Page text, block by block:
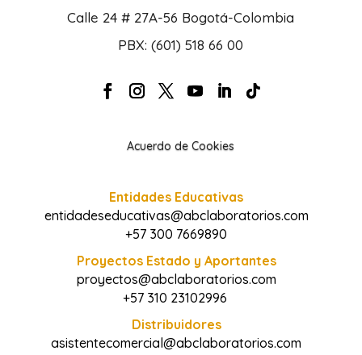
Calle 24 # 27A-56 Bogotá-Colombia
PBX: (601) 518 66 00
Acuerdo de Cookies
Entidades Educativas
entidadeseducativas@abclaboratorios.com
+57 300 7669890
Proyectos Estado y Aportantes
proyectos@abclaboratorios.com
+57 310 23102996
Distribuidores
asistentecomercial@abclaboratorios.com